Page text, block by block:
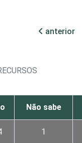
anterior
Não sabe
1